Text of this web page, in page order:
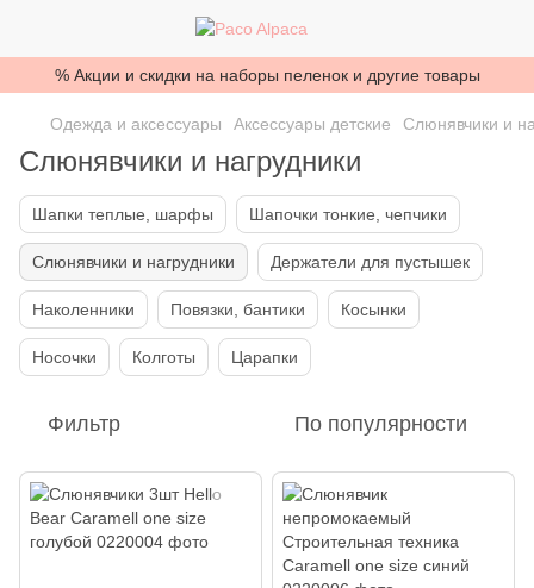
% Акции и скидки на наборы пеленок и другие товары
Одежда и аксессуары Аксессуары детские Слюнявчики и
Слюнявчики и нагрудники
Шапки теплые, шарфы Шапочки тонкие, чепчики
Слюнявчики и нагрудники Держатели для пустышек
Наколенники Повязки, бантики Косынки
Носочки Колготы Царапки
Фильтр По популярности